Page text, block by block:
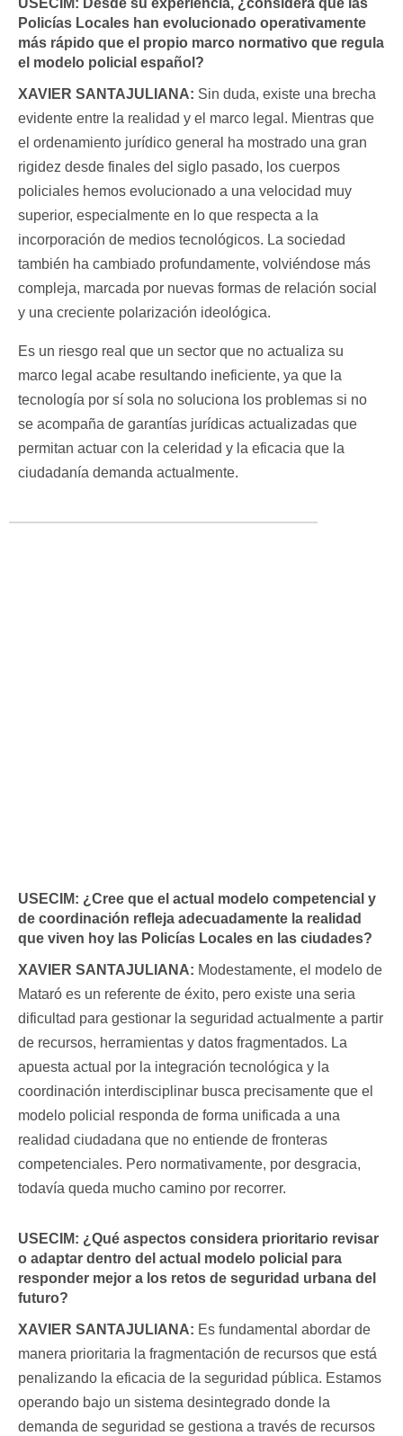
Policías Locales han evolucionado operativamente
más rápido que el propio marco normativo que regula
el modelo policial español?
XAVIER SANTAJULIANA: Sin duda, existe una brecha
evidente entre la realidad y el marco legal. Mientras que
el ordenamiento jurídico general ha mostrado una gran
rigidez desde finales del siglo pasado, los cuerpos
policiales hemos evolucionado a una velocidad muy
superior, especialmente en lo que respecta a la
incorporación de medios tecnológicos. La sociedad
también ha cambiado profundamente, volviéndose más
compleja, marcada por nuevas formas de relación social
y una creciente polarización ideológica.
Es un riesgo real que un sector que no actualiza su
marco legal acabe resultando ineficiente, ya que la
tecnología por sí sola no soluciona los problemas si no
se acompaña de garantías jurídicas actualizadas que
permitan actuar con la celeridad y la eficacia que la
ciudadanía demanda actualmente.
USECIM: ¿Cree que el actual modelo competencial y
de coordinación refleja adecuadamente la realidad
que viven hoy las Policías Locales en las ciudades?
XAVIER SANTAJULIANA: Modestamente, el modelo de
Mataró es un referente de éxito, pero existe una seria
dificultad para gestionar la seguridad actualmente a partir
de recursos, herramientas y datos fragmentados. La
apuesta actual por la integración tecnológica y la
coordinación interdisciplinar busca precisamente que el
modelo policial responda de forma unificada a una
realidad ciudadana que no entiende de fronteras
competenciales. Pero normativamente, por desgracia,
todavía queda mucho camino por recorrer.
USECIM: ¿Qué aspectos considera prioritario revisar
o adaptar dentro del actual modelo policial para
responder mejor a los retos de seguridad urbana del
futuro?
XAVIER SANTAJULIANA: Es fundamental abordar de
manera prioritaria la fragmentación de recursos que está
penalizando la eficacia de la seguridad pública. Estamos
operando bajo un sistema desintegrado donde la
demanda de seguridad se gestiona a través de recursos